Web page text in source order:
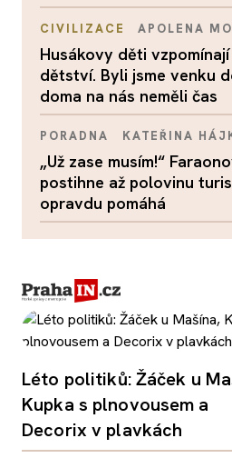
CIVILIZACE APOLENA
Husákovy děti
dětství. Byli jsme venku
doma na nás neměli čas
PORADNA KATEŘINA
„Už zase musím!“
postihne až polovinu
opravdu pomáhá
Léto politiků: Žáček u
Kupka s plnovousem a
Decorix v plavkách